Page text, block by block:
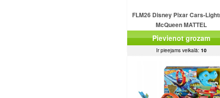
FLM26 Disney Pixar Cars-
McQueen MATTEL
Pievienot grozam
Ir pieejams veikalā: 10